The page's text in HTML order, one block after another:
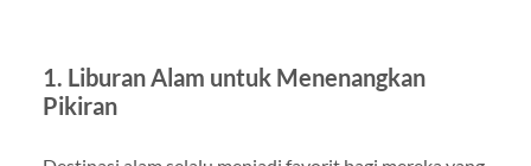
1. Liburan Alam untuk Menenangkan
Pikiran